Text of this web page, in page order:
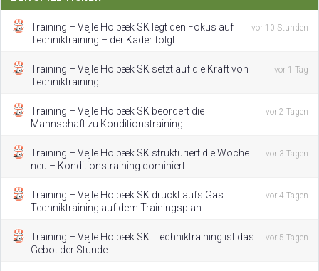
Training – Vejle Holbæk SK legt den Fokus auf
Techniktraining – der Kader folgt.
vor 10 Stunden
Training – Vejle Holbæk SK setzt auf die Kraft von
Techniktraining.
vor 1 Tag
Training – Vejle Holbæk SK beordert die
Mannschaft zu Konditionstraining.
vor 2 Tagen
Training – Vejle Holbæk SK strukturiert die Woche
neu – Konditionstraining dominiert.
vor 3 Tagen
Training – Vejle Holbæk SK drückt aufs Gas:
Techniktraining auf dem Trainingsplan.
vor 4 Tagen
Training – Vejle Holbæk SK: Techniktraining ist das
Gebot der Stunde.
vor 5 Tagen